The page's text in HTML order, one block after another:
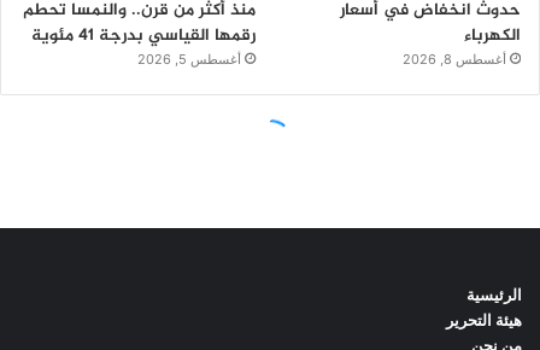
الرئيسية
هيئة التحرير
من نحن